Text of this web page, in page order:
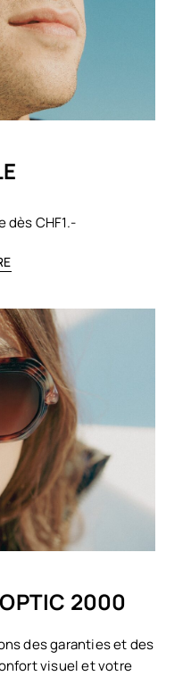
dès CHF1.-
2000
des garanties et des
visuel et votre